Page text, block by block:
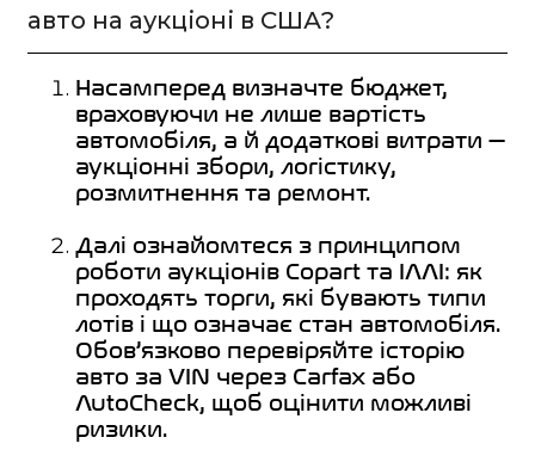
авто на аукціоні в США?
Насамперед визначте бюджет,
враховуючи не лише вартість
автомобіля, а й додаткові витрати —
аукціонні збори, логістику,
розмитнення та ремонт.
Далі ознайомтеся з принципом
роботи аукціонів Copart та IAAI: як
проходять торги, які бувають типи
лотів і що означає стан автомобіля.
Обов’язково перевіряйте історію
авто за VIN через Carfax або
AutoCheck, щоб оцінити можливі
ризики.